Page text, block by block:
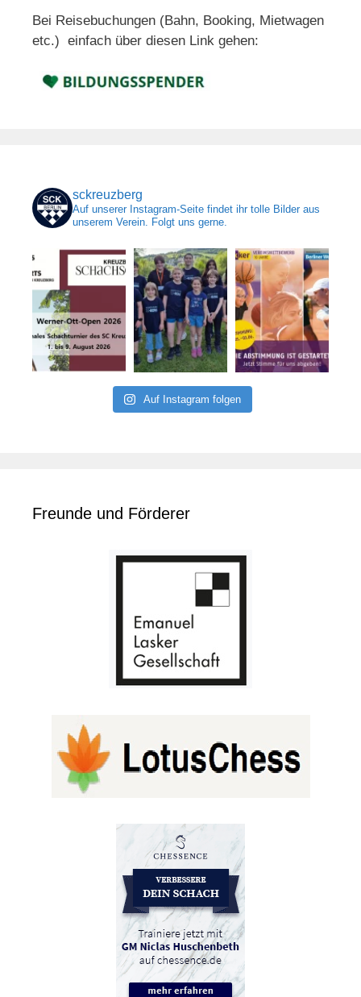
Bei Reisebuchungen (Bahn, Booking, Mietwagen
etc.) einfach über diesen Link gehen:
sckreuzberg
Auf unserer Instagram-Seite findet ihr tolle Bilder aus
unserem Verein. Folgt uns gerne.
Auf Instagram folgen
Freunde und Förderer